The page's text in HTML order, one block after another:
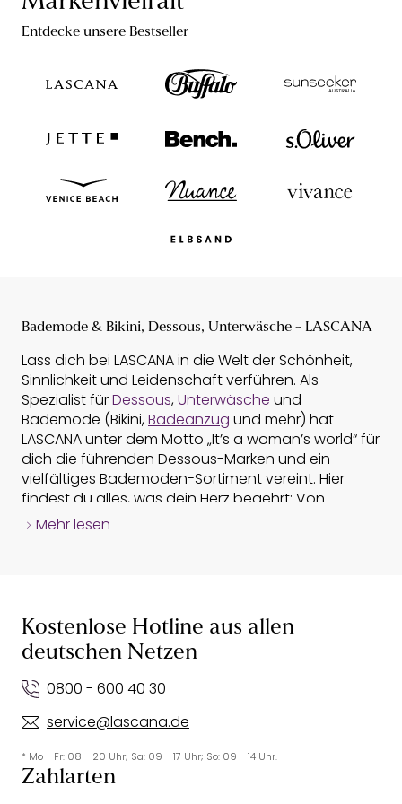
Entdecke unsere Bestseller
Bademode & Bikini, Dessous, Unterwäsche - LASCANA
Lass dich bei LASCANA in die Welt der Schönheit,
Sinnlichkeit und Leidenschaft verführen. Als
Spezialist fürDessous,Unterwäsche und
Bademode (Bikini,Badeanzug und mehr) hat
LASCANA unter dem Motto „It’s a woman’s world“ für
dich die führenden Dessous-Marken und ein
vielfältiges Bademoden-Sortiment vereint. Hier
findest du alles, was dein Herz begehrt: Von
verführerischen Dessous und Damenunterwäsche,
Shapewear und Hochzeitsdessous. Stöbere durch
den LASCANA Online-Shop und lass dich von
Dessous, Unterwäsche, Bademode und Bikinis
inspirieren - BH oder Bikini kannst du zu Hause in
Ruhe anprobieren.
Bei LASCANA findest du ganzjährig eine große
Auswahl anBademode
Mehr lesen
Kostenlose Hotline aus allen
deutschen Netzen
0800 - 600 40 30
service@lascana.de
* Mo - Fr: 08 - 20 Uhr; Sa: 09 - 17 Uhr; So: 09 - 14 Uhr.
Zahlarten